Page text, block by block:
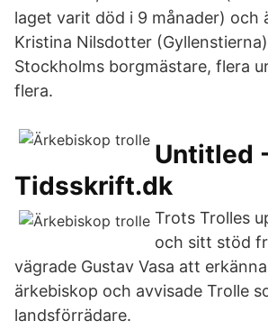
laget varit död i 9 månader) och
Kristina Nilsdotter
Stockholms borgmästare, flera
flera.
Untitled
Tidsskrift.dk
Trots Trolles
och sitt stöd
vägrade Gustav Vasa att
ärkebiskop och avvisade Trolle
landsförrädare.